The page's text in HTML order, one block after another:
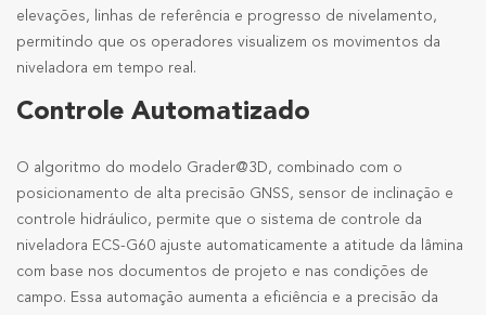
elevações, linhas de referência e progresso de nivelamento,
permitindo que os operadores visualizem os movimentos da
niveladora em tempo real.
Controle Automatizado
O algoritmo do modelo Grader@3D, combinado com o
posicionamento de alta precisão GNSS, sensor de inclinação e
controle hidráulico, permite que o sistema de controle da
niveladora ECS-G60 ajuste automaticamente a atitude da lâmina
com base nos documentos de projeto e nas condições de
campo. Essa automação aumenta a eficiência e a precisão da